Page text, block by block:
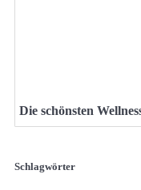
Die schönsten
Schlagwörter